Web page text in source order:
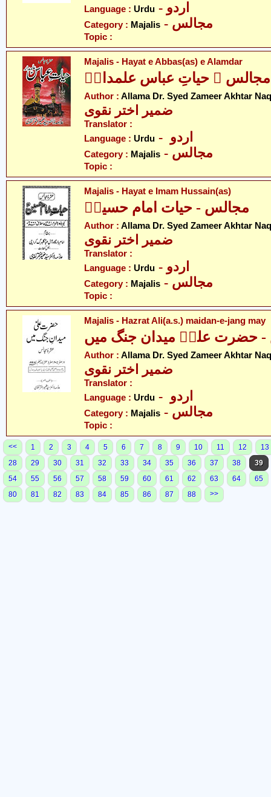
Language : Urdu - اردو
Category : Majalis - مجالس
Topic :
Majalis - Hayat e Abbas(as) e Alamdar
مجالس ۔ حیاتِ عباس علمدارؑ
Author : Allama Dr. Syed Zameer Akhtar
ضمیر اختر نقوی
Translator :
Language : Urdu
Category : Majalis - مجالس
Topic :
Majalis - Hayat e Imam Hussain(as)
مجالس - حیات امام حسینؑ
Author : Allama Dr. Syed Zameer Akhtar
ضمیر اختر نقوی
Translator :
Language : Urdu - اردو
Category : Majalis - مجالس
Topic :
Majalis - Hazrat Ali(a.s.) maidan-e-jang may
Author : Allama Dr. Syed Zameer Akhtar
ضمیر اختر نقوی
Translator :
Language : Urdu
Category : Majalis - مجالس
Topic :
<< 1 2 3 4 5 6 7 8 9 10 11 12
13
28
29 30 31 32 33 34 35 36 37 38
39
54
55 56 57 58 59 60 61 62 63 64
65
80
81 82 83 84 85 86 87 88 >>